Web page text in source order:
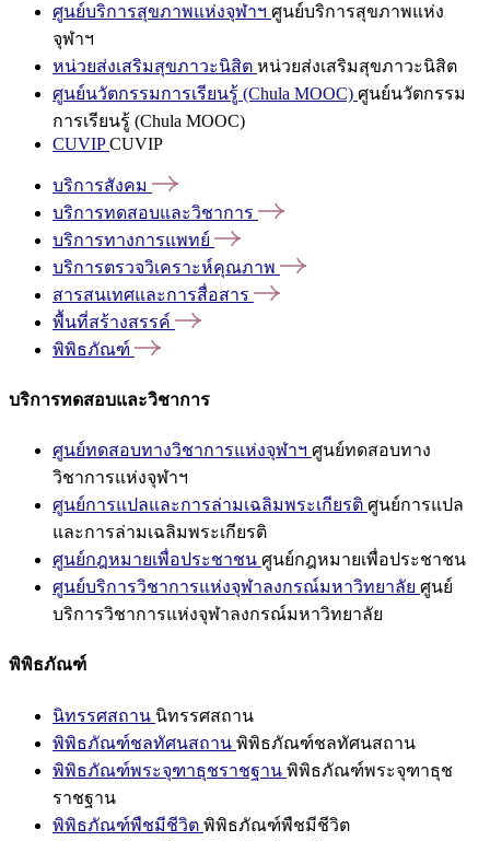
ศูนย์บริการสุขภาพแห่งจุฬาฯ ศูนย์บริการสุขภาพแห่ง
จุฬาฯ
หน่วยส่งเสริมสุขภาวะนิสิต หน่วยส่งเสริมสุขภาวะนิสิต
ศูนย์นวัตกรรมการเรียนรู้ (Chula MOOC) ศูนย์นวัตกรรม
การเรียนรู้ (Chula MOOC)
CUVIPCUVIP
บริการสังคม
บริการทดสอบและวิชาการ
บริการทางการแพทย์
บริการตรวจวิเคราะห์คุณภาพ
สารสนเทศและการสื่อสาร
พื้นที่สร้างสรรค์
พิพิธภัณฑ์
บริการทดสอบและวิชาการ
ศูนย์ทดสอบทางวิชาการแห่งจุฬาฯ ศูนย์ทดสอบทาง
วิชาการแห่งจุฬาฯ
ศูนย์การแปลและการล่ามเฉลิมพระเกียรติ ศูนย์การแปล
และการล่ามเฉลิมพระเกียรติ
ศูนย์กฎหมายเพื่อประชาชน ศูนย์กฎหมายเพื่อประชาชน
ศูนย์บริการวิชาการแห่งจุฬาลงกรณ์มหาวิทยาลัย ศูนย์
บริการวิชาการแห่งจุฬาลงกรณ์มหาวิทยาลัย
พิพิธภัณฑ์
นิทรรศสถาน นิทรรศสถาน
พิพิธภัณฑ์ชลทัศนสถาน พิพิธภัณฑ์ชลทัศนสถาน
พิพิธภัณฑ์พระจุฑาธุชราชฐาน พิพิธภัณฑ์พระจุฑาธุช
ราชฐาน
พิพิธภัณฑ์พืชมีชีวิต พิพิธภัณฑ์พืชมีชีวิต